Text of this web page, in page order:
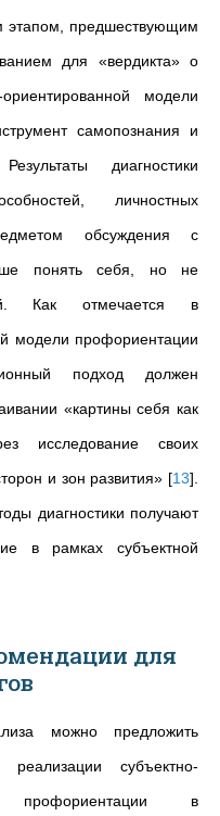
этапом, предшествующим
для «вердикта» о
модели
самопознания и
диагностики
личностных
обсуждения с
понять себя, но не
Как отмечается в
модели профориентации
подход должен
«картины себя как
исследование своих
и зон развития» [13]
диагностики получают
в рамках субъектной
для
можно предложить
субъектно-
профориентации в